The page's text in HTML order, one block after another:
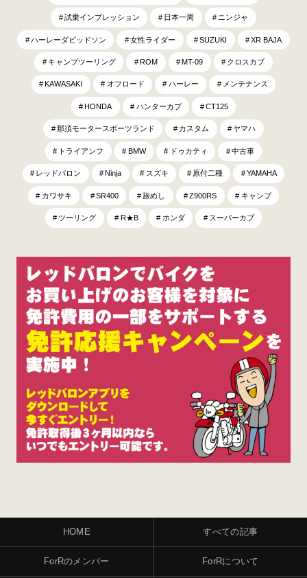
試乗インプレッション 日本一周 ニンジャ
ハーレーダビッドソン 女性ライダー SUZUKI XR BAJA
キャンプツーリング ROM MT-09 クロスカブ
KAWASAKI オフロード ハーレー メンテナンス
HONDA ハンターカブ CT125
那須モータースポーツランド カスタム ヤマハ
トライアンフ BMW ドゥカティ 中古車
レッドバロン Ninja スズキ 原付二種 YAMAHA
カワサキ SR400 旅めし Z900RS キャンプ
ツーリング R★B ホンダ スーパーカブ
HOME すべての記事
ForRのメンバー ForRについて